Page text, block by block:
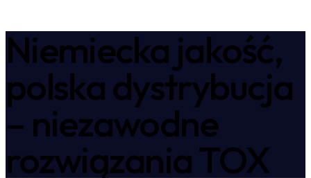
Niemiecka jakość,
polska dystrybucja
– niezawodne
rozwiązania TOX